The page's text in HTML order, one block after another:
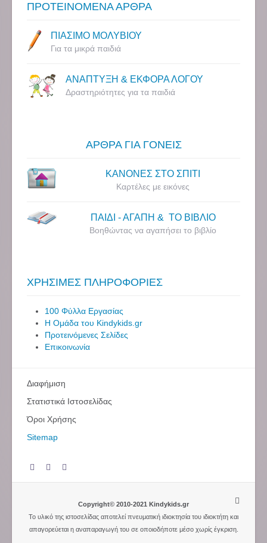
ΠΡΟΤΕΙΝΟΜΕΝΑ ΑΡΘΡΑ
ΠΙΑΣΙΜΟ ΜΟΛΥΒΙΟΥ
Για τα μικρά παιδιά
ΑΝΑΠΤΥΞΗ & ΕΚΦΟΡΑ ΛΟΓΟΥ
Δραστηριότητες για τα παιδιά
ΑΡΘΡΑ ΓΙΑ ΓΟΝΕΙΣ
ΚΑΝΟΝΕΣ ΣΤΟ ΣΠΙΤΙ
Καρτέλες με εικόνες
ΠΑΙΔΙ - ΑΓΑΠΗ & ΤΟ ΒΙΒΛΙΟ
Βοηθώντας να αγαπήσει το βιβλίο
ΧΡΗΣΙΜΕΣ ΠΛΗΡΟΦΟΡΙΕΣ
100 Φύλλα Εργασίας
Η Ομάδα του Kindykids.gr
Προτεινόμενες Σελίδες
Επικοινωνία
Διαφήμιση
Στατιστικά Ιστοσελίδας
Όροι Χρήσης
Sitemap
Copyright© 2010-2021 Kindykids.gr
Το υλικό της ιστοσελίδας αποτελεί πνευματική ιδιοκτησία του ιδιοκτήτη και
απαγορεύεται η αναπαραγωγή του σε οποιοδήποτε μέσο χωρίς έγκριση.